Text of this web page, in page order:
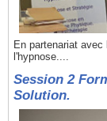
En partenariat
l'hypnose....
Session 2
Solution.